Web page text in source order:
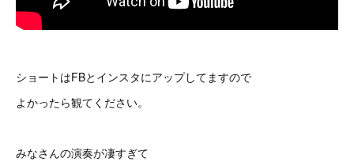
ショートはFBとインスタにアップしてますので
よかったら観てください。
みなさんの演奏が凄すぎて